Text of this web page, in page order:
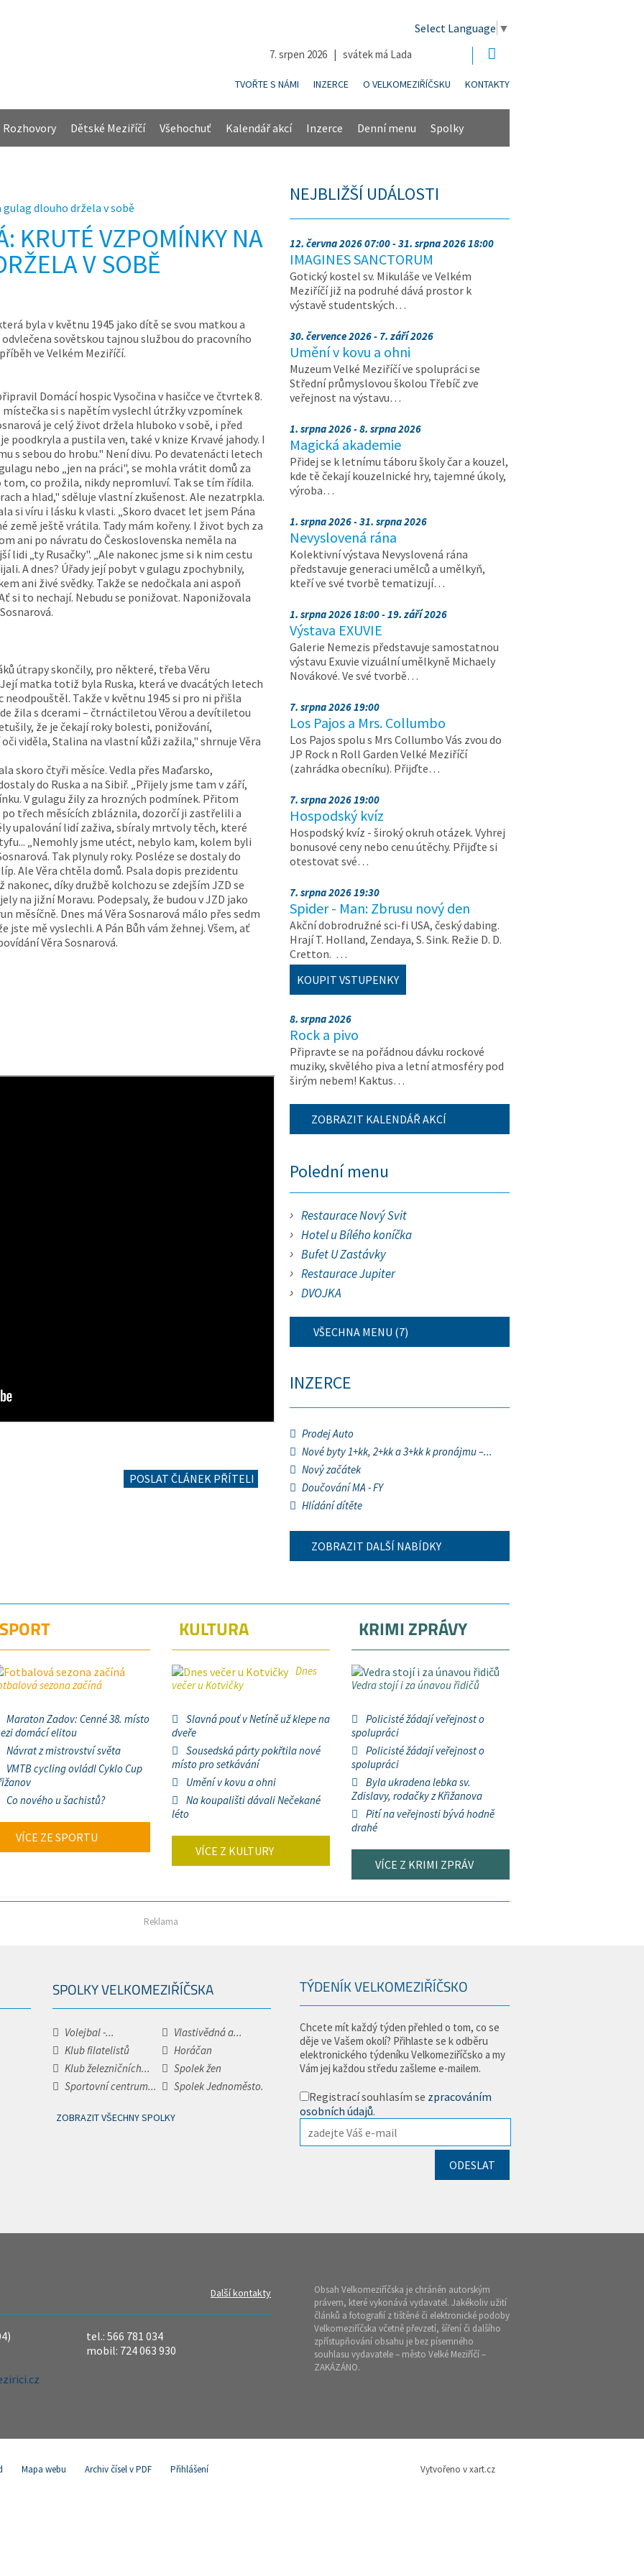
Select Language ▼
7. srpen 2026 | svátek má Lada
TVOŘTE S NÁMI INZERCE O VELKOMEZIŘÍČSKU KONTAKTY
Rozhovory Dětské Meziříčí Všehochuť Kalendář akcí Inzerce Denní menu Spolky
gulag dlouho držela v sobě
KRUTÉ VZPOMÍNKY NA
V SOBĚ
byla v květnu 1945 jako dítě se svou matkou a
sovětskou tajnou službou do pracovního
ve Velkém Meziříčí.
Domácí hospic Vysočina v hasičce ve čtvrtek 8.
si s napětím vyslechl útržky vzpomínek
je celý život držela hluboko v sobě, i před
poodkryla a pustila ven, také v knize Krvavé jahody. I
s sebou do hrobu." Není divu. Po devatenácti letech
nebo „jen na práci", se mohla vrátit domů za
co prožila, nikdy nepromluví. Tak se tím řídila.
a hlad," sděluje vlastní zkušenost. Ale nezatrpkla.
si víru i lásku k vlasti. „Skoro dvacet let jsem Pána
země ještě vrátila. Tady mám kořeny. I život bych za
ani po návratu do Československa neměla na
lidi „ty Rusačky". „Ale nakonec jsme si k nim cestu
A dnes? Úřady její pobyt v gulagu zpochybnily,
ani živé svědky. Takže se nedočkala ani aspoň
si to nechají. Nebudu se ponižovat. Naponižovala
útrapy skončily, pro některé, třeba Věru
Její matka totiž byla Ruska, která ve dvacátých letech
neodpouštěl. Takže v květnu 1945 si pro ni přišla
žila s dcerami – čtrnáctiletou Věrou a devítiletou
že je čekají roky bolesti, ponižování,
viděla, Stalina na vlastní kůži zažila," shrnuje Věra
skoro čtyři měsíce. Vedla přes Maďarsko,
do Ruska a na Sibiř. „Přijely jsme tam v září,
V gulagu žily za hrozných podmínek. Přitom
po třech měsících zbláznila, dozorčí ji zastřelili a
upalování lidí zaživa, sbíraly mrtvoly těch, které
„Nemohly jsme utéct, nebylo kam, kolem byli
Tak plynuly roky. Posléze se dostaly do
Ale Věra chtěla domů. Psala dopis prezidentu
nakonec, díky družbě kolchozu se zdejším JZD se
na jižní Moravu. Podepsaly, že budou v JZD jako
měsíčně. Dnes má Věra Sosnarová málo přes sedm
jste mě vyslechli. A Pán Bůh vám žehnej. Všem, ať
Věra Sosnarová.
POSLAT ČLÁNEK PŘÍTELI
NEJBLIŽŠÍ UDÁLOSTI
12. června 2026 07:00 - 31. srpna 2026 18:00
IMAGINES SANCTORUM
Gotický kostel sv. Mikuláše ve Velkém
Meziříčí již na podruhé dává prostor k
výstavě studentských…
30. července 2026 - 7. září 2026
Umění v kovu a ohni
Muzeum Velké Meziříčí ve spolupráci se
Střední průmyslovou školou Třebíč zve
veřejnost na výstavu…
1. srpna 2026 - 8. srpna 2026
Magická akademie
Přidej se k letnímu táboru školy čar a kouzel,
kde tě čekají kouzelnické hry, tajemné úkoly,
výroba…
1. srpna 2026 - 31. srpna 2026
Nevyslovená rána
Kolektivní výstava Nevyslovená rána
představuje generaci umělců a umělkyň,
kteří ve své tvorbě tematizují…
1. srpna 2026 18:00 - 19. září 2026
Výstava EXUVIE
Galerie Nemezis představuje samostatnou
výstavu Exuvie vizuální umělkyně Michaely
Novákové. Ve své tvorbě…
7. srpna 2026 19:00
Los Pajos a Mrs. Collumbo
Los Pajos spolu s Mrs Collumbo Vás zvou do
JP Rock n Roll Garden Velké Meziříčí
(zahrádka obecníku). Přijďte…
7. srpna 2026 19:00
Hospodský kvíz
Hospodský kvíz - široký okruh otázek. Vyhrej
bonusové ceny nebo cenu útěchy. Přijďte si
otestovat své…
7. srpna 2026 19:30
Spider - Man: Zbrusu nový den
Akční dobrodružné sci-fi USA, český dabing.
Hrají T. Holland, Zendaya, S. Sink. Režie D. D.
Cretton. …
KOUPIT VSTUPENKY
8. srpna 2026
Rock a pivo
Připravte se na pořádnou dávku rockové
muziky, skvělého piva a letní atmosféry pod
širým nebem! Kaktus…
ZOBRAZIT KALENDÁŘ AKCÍ
Polední menu
Restaurace Nový Svit
Hotel u Bílého koníčka
Bufet U Zastávky
Restaurace Jupiter
DVOJKA
VŠECHNA MENU (7)
INZERCE
Prodej Auto
Nové byty 1+kk, 2+kk a 3+kk k pronájmu –...
Nový začátek
Doučování MA - FY
Hlídání dítěte
ZOBRAZIT DALŠÍ NABÍDKY
SPORT
sezona začíná
Maraton Zadov: Cenné 38. místo
domácí elitou
Návrat z mistrovství světa
VMTB cycling ovládl Cyklo Cup
Co nového u šachistů?
VÍCE ZE SPORTU
KULTURA
Dnes
večer u Kotvičky
Slavná pouť v Netíně už klepe na
dveře
Sousedská párty pokřtila nové
místo pro setkávání
Umění v kovu a ohni
Na koupališti dávali Nečekané
léto
VÍCE Z KULTURY
KRIMI ZPRÁVY
Vedra stojí i za únavou řidičů
Policisté žádají veřejnost o
spolupráci
Policisté žádají veřejnost o
spolupráci
Byla ukradena lebka sv.
Zdislavy, rodačky z Křižanova
Pití na veřejnosti bývá hodně
drahé
VÍCE Z KRIMI ZPRÁV
Reklama
SPOLKY VELKOMEZIŘÍČSKA
Volejbal -...
Vlastivědná a...
Klub filatelistů
Horáčan
Klub železničních...
Spolek žen
Sportovní centrum...
Spolek Jednoměsto.
ZOBRAZIT VŠECHNY SPOLKY
TÝDENÍK VELKOMEZIŘÍČSKO
Chcete mít každý týden přehled o tom, co se
děje ve Vašem okolí? Přihlaste se k odběru
elektronického týdeníku Velkomeziříčsko a my
Vám jej každou středu zašleme e-mailem.
Registrací souhlasím se zpracováním
osobních údajů.
Další kontakty
tel.: 566 781 034
mobil: 724 063 930
Obsah Velkomeziříčska je chráněn autorským
právem, které vykonává vydavatel. Jakékoliv užití
článků a fotografií z tištěné či elektronické podoby
Velkomeziříčska včetně převzetí, šíření či dalšího
zpřístupňování obsahu je bez písemného
souhlasu vydavatele – město Velké Meziříčí –
ZAKÁZÁNO.
Mapa webu Archiv čísel v PDF Přihlášení Vytvořeno v xart.cz